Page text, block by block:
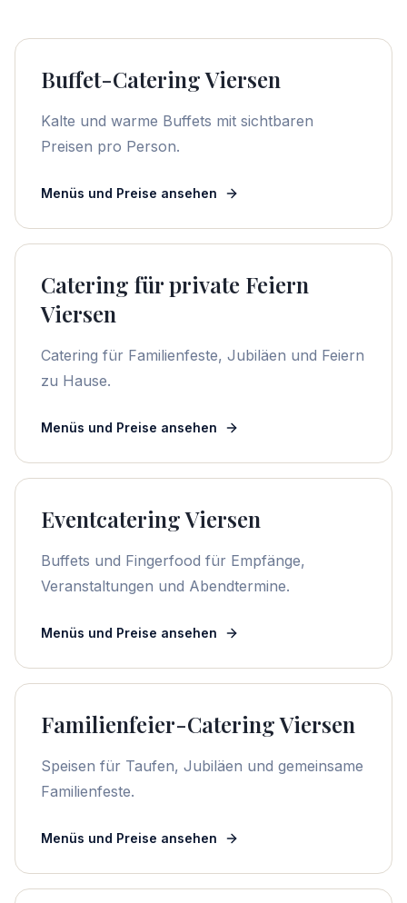
Buffet-Catering Viersen
Kalte und warme Buffets mit sichtbaren
Preisen pro Person.
Menüs und Preise ansehen
Catering für private Feiern
Viersen
Catering für Familienfeste, Jubiläen und Feiern
zu Hause.
Menüs und Preise ansehen
Eventcatering Viersen
Buffets und Fingerfood für Empfänge,
Veranstaltungen und Abendtermine.
Menüs und Preise ansehen
Familienfeier-Catering Viersen
Speisen für Taufen, Jubiläen und gemeinsame
Familienfeste.
Menüs und Preise ansehen